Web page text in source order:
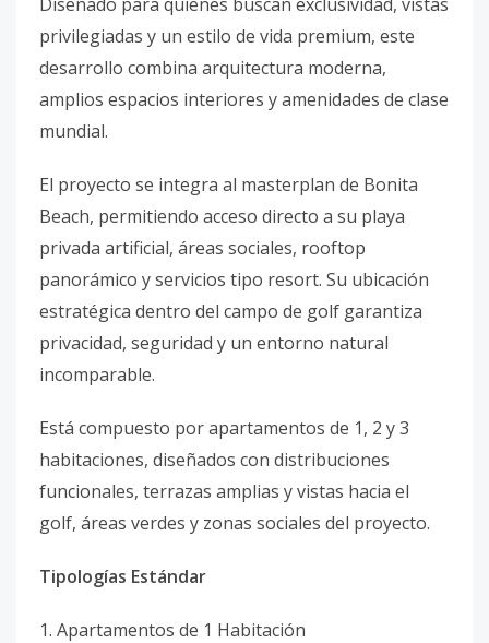
privilegiadas y un estilo de vida premium, este
desarrollo combina arquitectura moderna,
amplios espacios interiores y amenidades de clase
mundial.
El proyecto se integra al masterplan de Bonita
Beach, permitiendo acceso directo a su playa
privada artificial, áreas sociales, rooftop
panorámico y servicios tipo resort. Su ubicación
estratégica dentro del campo de golf garantiza
privacidad, seguridad y un entorno natural
incomparable.
Está compuesto por apartamentos de 1, 2 y 3
habitaciones, diseñados con distribuciones
funcionales, terrazas amplias y vistas hacia el
golf, áreas verdes y zonas sociales del proyecto.
Tipologías Estándar
1. Apartamentos de 1 Habitación